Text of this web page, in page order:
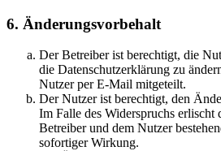
6. Änderungsvorbehalt
Der Betreiber ist berechtigt, die
die Datenschutzerklärung zu
Nutzer per E-Mail mitgeteilt.
Der Nutzer ist berechtigt, den
Im Falle des Widerspruchs erlischt
Betreiber und dem Nutzer
sofortiger Wirkung.